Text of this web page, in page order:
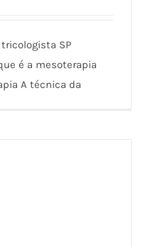
SP
é a mesoterapia
A técnica da